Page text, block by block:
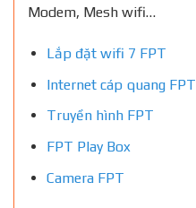
Modem, Mesh wifi…
Lắp đặt wifi 7 FPT
Internet cáp quang FPT
Truyền hình FPT
FPT Play Box
Camera FPT